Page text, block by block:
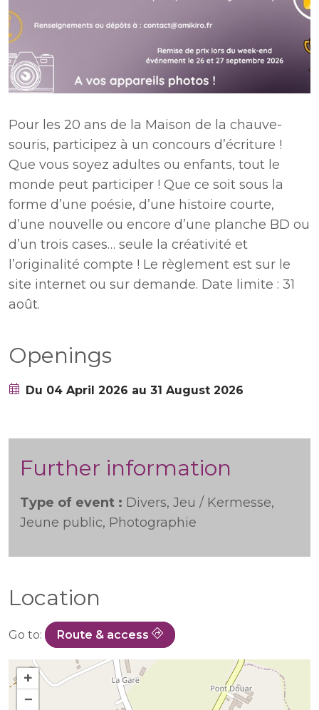
Pour les 20 ans de la Maison de la chauve-
souris, participez à un concours d’écriture !
Que vous soyez adultes ou enfants, tout le
monde peut participer ! Que ce soit sous la
forme d’une poésie, d’une histoire courte,
d’une nouvelle ou encore d’une planche BD ou
d’un trois cases… seule la créativité et
l’originalité compte ! Le règlement est sur le
site internet ou sur demande. Date limite : 31
août.
Openings
Du 04 April 2026 au 31 August 2026
Further information
Type of event : Divers, Jeu / Kermesse,
Jeune public, Photographie
Location
Go to: Route & access
+
−